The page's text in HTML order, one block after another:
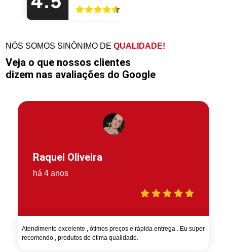
NÓS SOMOS SINÔNIMO DEQUALIDADE!
Veja o que nossos clientes
dizem nas avaliações do Google
Raquel Oliveira
há 4 anos
Atendimento excelente , ótimos preços e rápida entrega . Eu super
recomendo , produtos de ótima qualidade.